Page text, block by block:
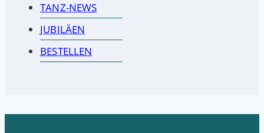
TANZ-NEWS
JUBILÄEN
BESTELLEN